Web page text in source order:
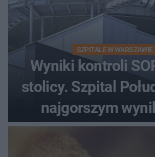
SZPITALE W WARSZAWIE
Wyniki kontroli
stolicy. Szpital
najgorszym